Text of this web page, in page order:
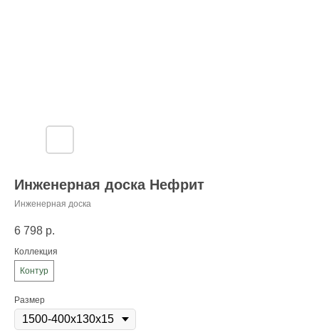
Инженерная доска Нефрит
Инженерная доска
6 798 р.
Коллекция
Контур
Размер